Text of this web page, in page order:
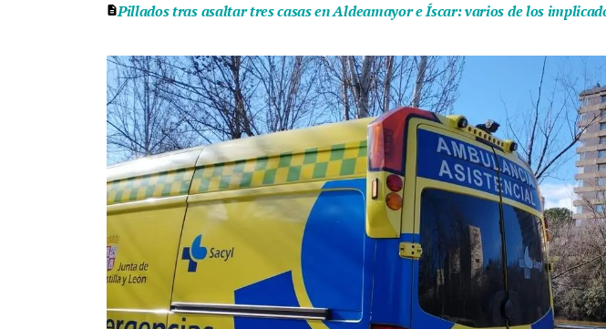
Pillados tras asaltar tres casas en Aldeamayor e Íscar: varios de los